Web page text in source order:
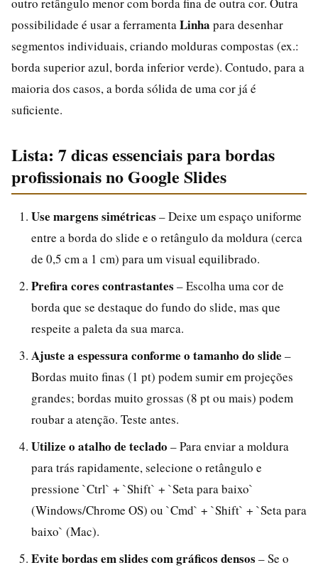
possibilidade é usar a ferramenta Linha para desenhar
segmentos individuais, criando molduras compostas (ex.:
borda superior azul, borda inferior verde). Contudo, para a
maioria dos casos, a borda sólida de uma cor já é
suficiente.
Lista: 7 dicas essenciais para bordas
profissionais no Google Slides
Use margens simétricas – Deixe um espaço uniforme
entre a borda do slide e o retângulo da moldura (cerca
de 0,5 cm a 1 cm) para um visual equilibrado.
Prefira cores contrastantes – Escolha uma cor de
borda que se destaque do fundo do slide, mas que
respeite a paleta da sua marca.
Ajuste a espessura conforme o tamanho do slide –
Bordas muito finas (1 pt) podem sumir em projeções
grandes; bordas muito grossas (8 pt ou mais) podem
roubar a atenção. Teste antes.
Utilize o atalho de teclado – Para enviar a moldura
para trás rapidamente, selecione o retângulo e
pressione `Ctrl` + `Shift` + `Seta para baixo`
(Windows/Chrome OS) ou `Cmd` + `Shift` + `Seta para
baixo` (Mac).
Evite bordas em slides com gráficos densos – Se o